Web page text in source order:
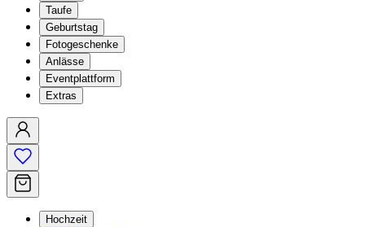
Taufe
Geburtstag
Fotogeschenke
Anlässe
Eventplattform
Extras
Hochzeit